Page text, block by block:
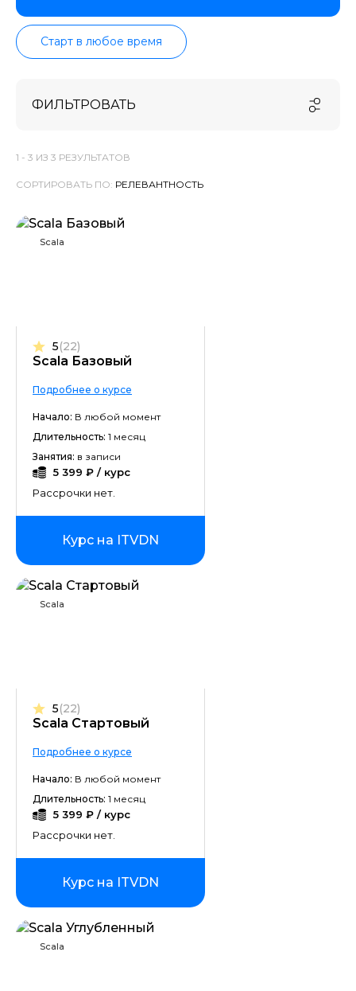
Старт в любое время
ФИЛЬТРОВАТЬ
1 - 3 ИЗ 3 РЕЗУЛЬТАТОВ
СОРТИРОВАТЬ ПО:
Scala
Scala Базовый
5(22)
Подробнее о курсе
Начало: В любой момент
Длительность: 1 месяц
Занятия: в записи
5 399 ₽ / курс
Рассрочки нет.
Курс на ITVDN
Scala
Scala Стартовый
5(22)
Подробнее о курсе
Начало: В любой момент
Длительность: 1 месяц
5 399 ₽ / курс
Рассрочки нет.
Курс на ITVDN
Scala